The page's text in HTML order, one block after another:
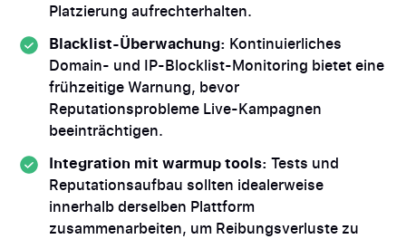
Platzierung aufrechterhalten.
Blacklist-Überwachung: Kontinuierliches
Domain- und IP-Blocklist-Monitoring bietet eine
frühzeitige Warnung, bevor
Reputationsprobleme Live-Kampagnen
beeinträchtigen.
Integration mit warmup tools:Tests und
Reputationsaufbau sollten idealerweise
innerhalb derselben Plattform
zusammenarbeiten, um Reibungsverluste zu